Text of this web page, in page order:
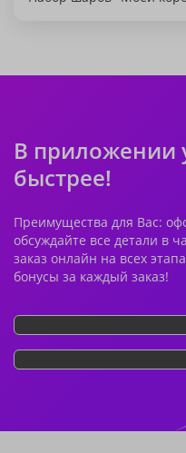
В приложении
быстрее!
Преимущества для Вас:
обсуждайте все детали в
заказ онлайн на всех
бонусы за каждый заказ!